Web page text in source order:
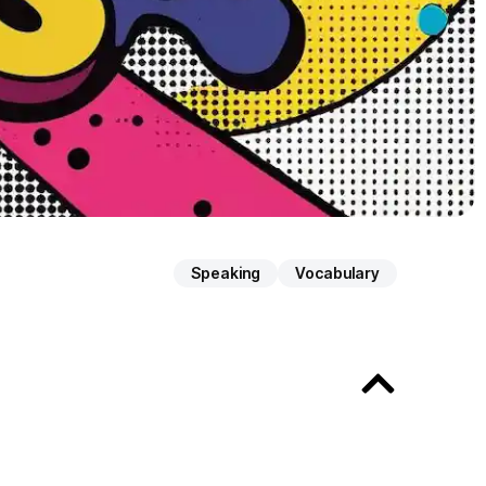
Speaking Vocabulary